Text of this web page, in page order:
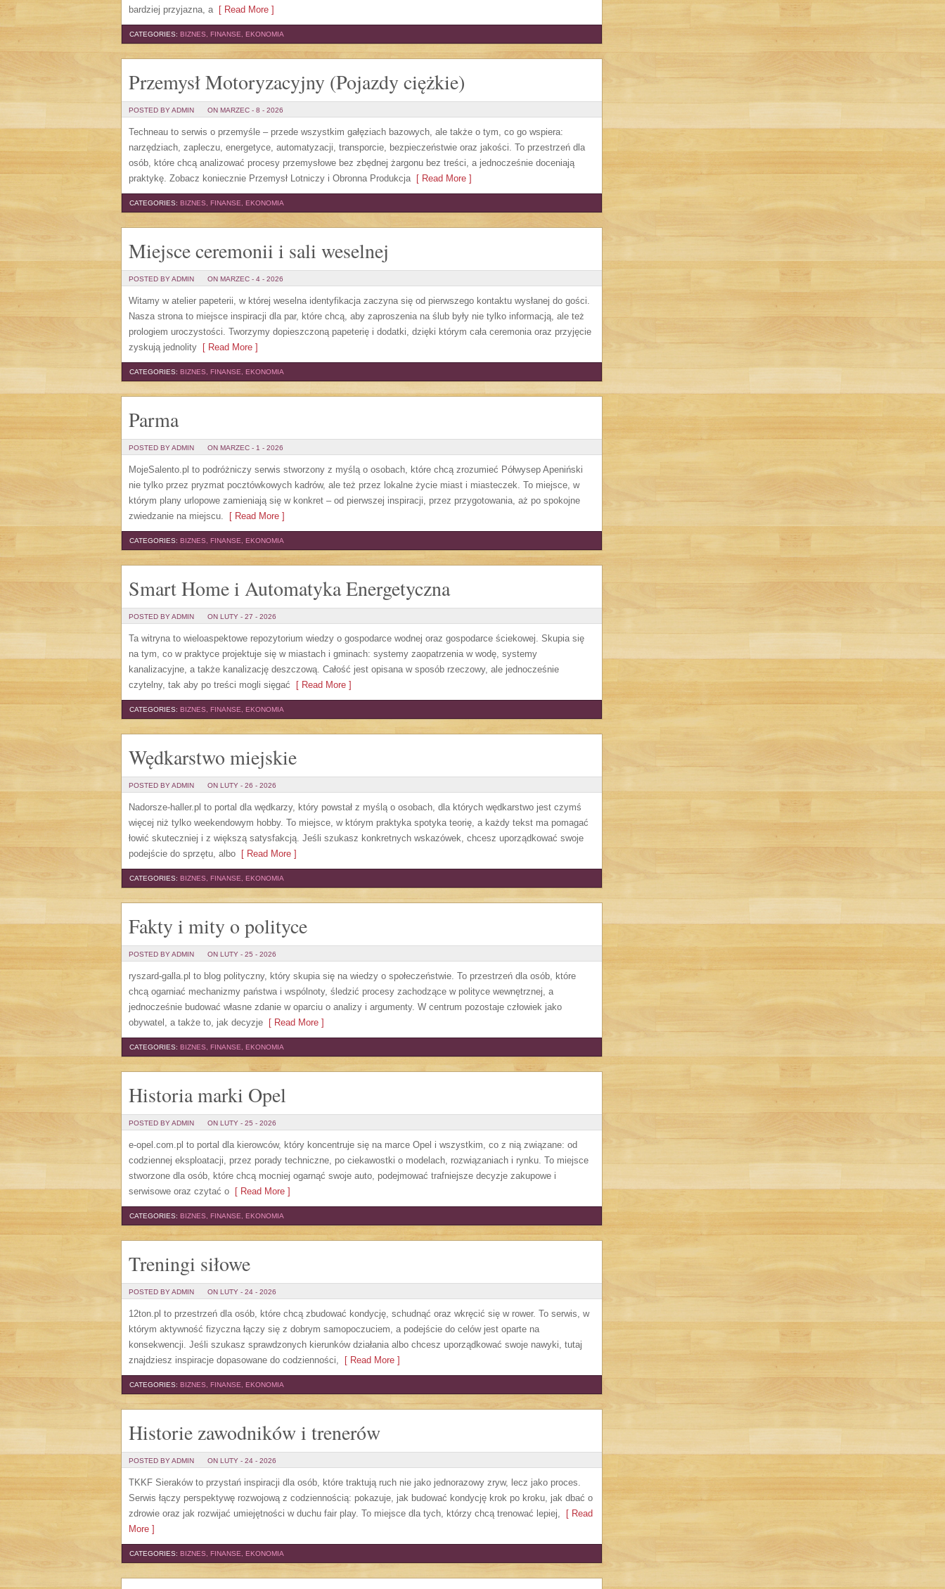
bardziej przyjazna, a[ Read More ]
CATEGORIES: BIZNES, FINANSE, EKONOMIA
Przemysł Motoryzacyjny (Pojazdy ciężkie)
POSTED BY ADMIN ON MARZEC - 8 - 2026
Techneau to serwis o przemyśle – przede wszystkim gałęziach bazowych, ale także o tym, co go wspiera:
narzędziach, zapleczu, energetyce, automatyzacji, transporcie, bezpieczeństwie oraz jakości. To przestrzeń dla
osób, które chcą analizować procesy przemysłowe bez zbędnej żargonu bez treści, a jednocześnie doceniają
praktykę. Zobacz koniecznie Przemysł Lotniczy i Obronna Produkcja[ Read More ]
CATEGORIES: BIZNES, FINANSE, EKONOMIA
Miejsce ceremonii i sali weselnej
POSTED BY ADMIN ON MARZEC - 4 - 2026
Witamy w atelier papeterii, w której weselna identyfikacja zaczyna się od pierwszego kontaktu wysłanej do gości.
Nasza strona to miejsce inspiracji dla par, które chcą, aby zaproszenia na ślub były nie tylko informacją, ale też
prologiem uroczystości. Tworzymy dopieszczoną papeterię i dodatki, dzięki którym cała ceremonia oraz przyjęcie
zyskują jednolity [ Read More ]
CATEGORIES: BIZNES, FINANSE, EKONOMIA
Parma
POSTED BY ADMIN ON MARZEC - 1 - 2026
MojeSalento.pl to podróżniczy serwis stworzony z myślą o osobach, które chcą zrozumieć Półwysep Apeniński
nie tylko przez pryzmat pocztówkowych kadrów, ale też przez lokalne życie miast i miasteczek. To miejsce, w
którym plany urlopowe zamieniają się w konkret – od pierwszej inspiracji, przez przygotowania, aż po spokojne
zwiedzanie na miejscu. [ Read More ]
CATEGORIES: BIZNES, FINANSE, EKONOMIA
Smart Home i Automatyka Energetyczna
POSTED BY ADMIN ON LUTY - 27 - 2026
Ta witryna to wieloaspektowe repozytorium wiedzy o gospodarce wodnej oraz gospodarce ściekowej. Skupia się
na tym, co w praktyce projektuje się w miastach i gminach: systemy zaopatrzenia w wodę, systemy
kanalizacyjne, a także kanalizację deszczową. Całość jest opisana w sposób rzeczowy, ale jednocześnie
czytelny, tak aby po treści mogli sięgać [ Read More ]
CATEGORIES: BIZNES, FINANSE, EKONOMIA
Wędkarstwo miejskie
POSTED BY ADMIN ON LUTY - 26 - 2026
Nadorsze-haller.pl to portal dla wędkarzy, który powstał z myślą o osobach, dla których wędkarstwo jest czymś
więcej niż tylko weekendowym hobby. To miejsce, w którym praktyka spotyka teorię, a każdy tekst ma pomagać
łowić skuteczniej i z większą satysfakcją. Jeśli szukasz konkretnych wskazówek, chcesz uporządkować swoje
podejście do sprzętu, albo [ Read More ]
CATEGORIES: BIZNES, FINANSE, EKONOMIA
Fakty i mity o polityce
POSTED BY ADMIN ON LUTY - 25 - 2026
ryszard-galla.pl to blog polityczny, który skupia się na wiedzy o społeczeństwie. To przestrzeń dla osób, które
chcą ogarniać mechanizmy państwa i wspólnoty, śledzić procesy zachodzące w polityce wewnętrznej, a
jednocześnie budować własne zdanie w oparciu o analizy i argumenty. W centrum pozostaje człowiek jako
obywatel, a także to, jak decyzje [ Read More ]
CATEGORIES: BIZNES, FINANSE, EKONOMIA
Historia marki Opel
POSTED BY ADMIN ON LUTY - 25 - 2026
e-opel.com.pl to portal dla kierowców, który koncentruje się na marce Opel i wszystkim, co z nią związane: od
codziennej eksploatacji, przez porady techniczne, po ciekawostki o modelach, rozwiązaniach i rynku. To miejsce
stworzone dla osób, które chcą mocniej ogarnąć swoje auto, podejmować trafniejsze decyzje zakupowe i
serwisowe oraz czytać o [ Read More ]
CATEGORIES: BIZNES, FINANSE, EKONOMIA
Treningi siłowe
POSTED BY ADMIN ON LUTY - 24 - 2026
12ton.pl to przestrzeń dla osób, które chcą zbudować kondycję, schudnąć oraz wkręcić się w rower. To serwis, w
którym aktywność fizyczna łączy się z dobrym samopoczuciem, a podejście do celów jest oparte na
konsekwencji. Jeśli szukasz sprawdzonych kierunków działania albo chcesz uporządkować swoje nawyki, tutaj
znajdziesz inspiracje dopasowane do codzienności, [ Read More ]
CATEGORIES: BIZNES, FINANSE, EKONOMIA
Historie zawodników i trenerów
POSTED BY ADMIN ON LUTY - 24 - 2026
TKKF Sieraków to przystań inspiracji dla osób, które traktują ruch nie jako jednorazowy zryw, lecz jako proces.
Serwis łączy perspektywę rozwojową z codziennością: pokazuje, jak budować kondycję krok po kroku, jak dbać o
zdrowie oraz jak rozwijać umiejętności w duchu fair play. To miejsce dla tych, którzy chcą trenować lepiej, [ Read
More ]
CATEGORIES: BIZNES, FINANSE, EKONOMIA